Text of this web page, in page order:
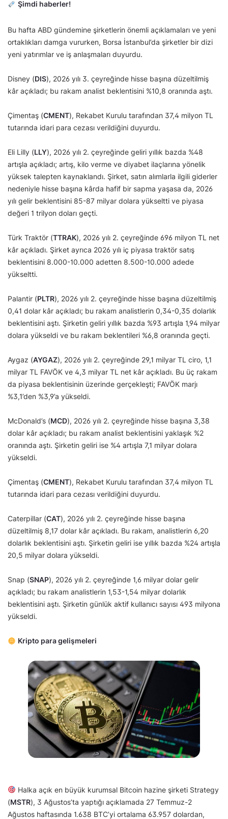
Şimdi haberler!
Bu hafta ABD gündemine şirketlerin önemli açıklamaları ve yeni
ortaklıkları damga vururken, Borsa İstanbul’da şirketler bir dizi
yeni yatırımlar ve iş anlaşmaları duyurdu.
Disney (DIS), 2026 yılı 3. çeyreğinde hisse başına düzeltilmiş
kâr açıkladı; bu rakam analist beklentisini %10,8 oranında aştı.
Çimentaş (CMENT), Rekabet Kurulu tarafından 37,4 milyon TL
tutarında idari para cezası verildiğini duyurdu.
Eli Lilly (LLY), 2026 yılı 2. çeyreğinde geliri yıllık bazda %48
artışla açıkladı; artış, kilo verme ve diyabet ilaçlarına yönelik
yüksek talepten kaynaklandı. Şirket, satın alımlarla ilgili giderler
nedeniyle hisse başına kârda hafif bir sapma yaşasa da, 2026
yılı gelir beklentisini 85-87 milyar dolara yükseltti ve piyasa
değeri 1 trilyon doları geçti.
Türk Traktör (TTRAK), 2026 yılı 2. çeyreğinde 696 milyon TL net
kâr açıkladı. Şirket ayrıca 2026 yılı iç piyasa traktör satış
beklentisini 8.000-10.000 adetten 8.500-10.000 adede
yükseltti.
Palantir (PLTR), 2026 yılı 2. çeyreğinde hisse başına düzeltilmiş
0,41 dolar kâr açıkladı; bu rakam analistlerin 0,34-0,35 dolarlık
beklentisini aştı. Şirketin geliri yıllık bazda %93 artışla 1,94 milyar
dolara yükseldi ve bu rakam beklentileri %6,8 oranında geçti.
Aygaz (AYGAZ), 2026 yılı 2. çeyreğinde 29,1 milyar TL ciro, 1,1
milyar TL FAVÖK ve 4,3 milyar TL net kâr açıkladı. Bu üç rakam
da piyasa beklentisinin üzerinde gerçekleşti; FAVÖK marjı
%3,1’den %3,9’a yükseldi.
McDonald’s (MCD), 2026 yılı 2. çeyreğinde hisse başına 3,38
dolar kâr açıkladı; bu rakam analist beklentisini yaklaşık %2
oranında aştı. Şirketin geliri ise %4 artışla 7,1 milyar dolara
yükseldi.
Çimentaş (CMENT), Rekabet Kurulu tarafından 37,4 milyon TL
tutarında idari para cezası verildiğini duyurdu.
Caterpillar (CAT), 2026 yılı 2. çeyreğinde hisse başına
düzeltilmiş 8,17 dolar kâr açıkladı. Bu rakam, analistlerin 6,20
dolarlık beklentisini aştı. Şirketin geliri ise yıllık bazda %24 artışla
20,5 milyar dolara yükseldi.
Snap (SNAP), 2026 yılı 2. çeyreğinde 1,6 milyar dolar gelir
açıkladı; bu rakam analistlerin 1,53-1,54 milyar dolarlık
beklentisini aştı. Şirketin günlük aktif kullanıcı sayısı 493 milyona
yükseldi.
Kripto para gelişmeleri
Halka açık en büyük kurumsal Bitcoin hazine şirketi Strategy
(MSTR), 3 Ağustos’ta yaptığı açıklamada 27 Temmuz-2
Ağustos haftasında 1.638 BTC’yi ortalama 63.957 dolardan,